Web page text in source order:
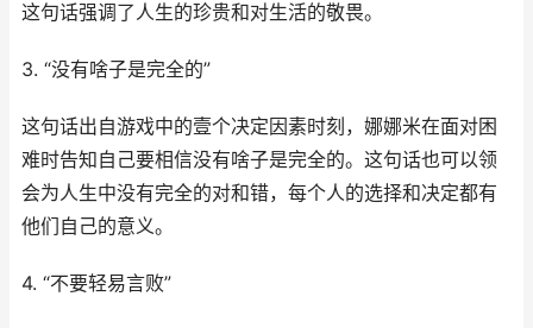
这句话强调了人生的珍贵和对生活的敬畏。
3. “没有啥子是完全的”
这句话出自游戏中的壹个决定因素时刻，娜娜米在面对困
难时告知自己要相信没有啥子是完全的。这句话也可以领
会为人生中没有完全的对和错，每个人的选择和决定都有
他们自己的意义。
4. “不要轻易言败”